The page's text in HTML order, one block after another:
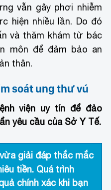
vẫn gây phơi nhiễm
hiện nhiều lần. Do đó
và thăm khám từ bác
môn để đảm bảo an
thân.
soát ung thư vú
viện uy tín để đảo
yêu cầu của Sở Y Tế.
vừa giải đáp thắc mắc
tiền. Quá trình
chính xác khi bạn